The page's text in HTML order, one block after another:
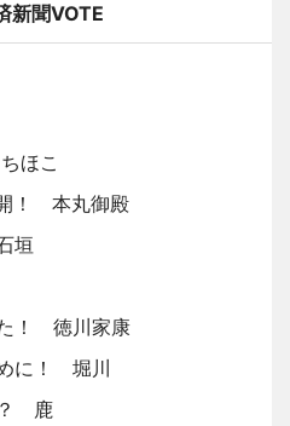
新聞VOTE
ほこ
！ 本丸御殿
垣
！ 徳川家康
に！ 堀川
？ 鹿